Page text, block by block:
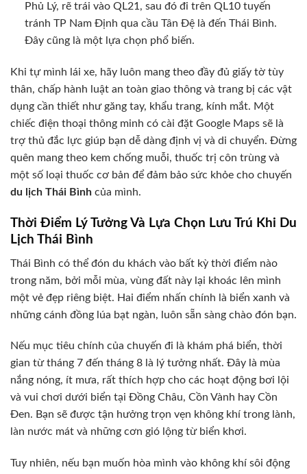
Phủ Lý, rẽ trái vào QL21, sau đó đi trên QL10 tuyến
tránh TP Nam Định qua cầu Tân Đệ là đến Thái Bình.
Đây cũng là một lựa chọn phổ biến.
Khi tự mình lái xe, hãy luôn mang theo đầy đủ giấy tờ tùy
thân, chấp hành luật an toàn giao thông và trang bị các vật
dụng cần thiết như găng tay, khẩu trang, kính mắt. Một
chiếc điện thoại thông minh có cài đặt Google Maps sẽ là
trợ thủ đắc lực giúp bạn dễ dàng định vị và di chuyển. Đừng
quên mang theo kem chống muỗi, thuốc trị côn trùng và
một số loại thuốc cơ bản để đảm bảo sức khỏe cho chuyến
du lịch Thái Bình của mình.
Thời Điểm Lý Tưởng Và Lựa Chọn Lưu Trú Khi Du
Lịch Thái Bình
Thái Bình có thể đón du khách vào bất kỳ thời điểm nào
trong năm, bởi mỗi mùa, vùng đất này lại khoác lên mình
một vẻ đẹp riêng biệt. Hai điểm nhấn chính là biển xanh và
những cánh đồng lúa bạt ngàn, luôn sẵn sàng chào đón bạn.
Nếu mục tiêu chính của chuyến đi là khám phá biển, thời
gian từ tháng 7 đến tháng 8 là lý tưởng nhất. Đây là mùa
nắng nóng, ít mưa, rất thích hợp cho các hoạt động bơi lội
và vui chơi dưới biển tại Đồng Châu, Cồn Vành hay Cồn
Đen. Bạn sẽ được tận hưởng trọn vẹn không khí trong lành,
làn nước mát và những cơn gió lộng từ biển khơi.
Tuy nhiên, nếu bạn muốn hòa mình vào không khí sôi động